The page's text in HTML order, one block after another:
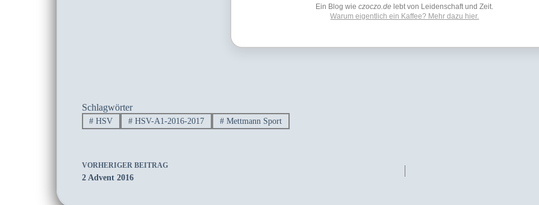
Ein Blog wieczoczo.de lebt von Leidenschaft und Zeit.
Warum eigentlich ein Kaffee? Mehr dazu hier.
Schlagwörter
# HSV # HSV-A1-2016-2017 # Mettmann Sport
VORHERIGER BEITRAG
2 Advent 2016